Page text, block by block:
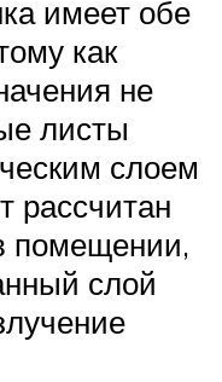
имеет обе
как
не
листы
слоем
рассчитан
помещении,
слой